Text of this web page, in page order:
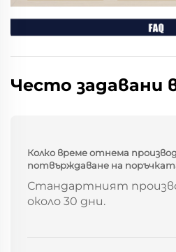
Често задавани
Колко време отнема
потвърждаване на
Стандартният
около 30 дни.